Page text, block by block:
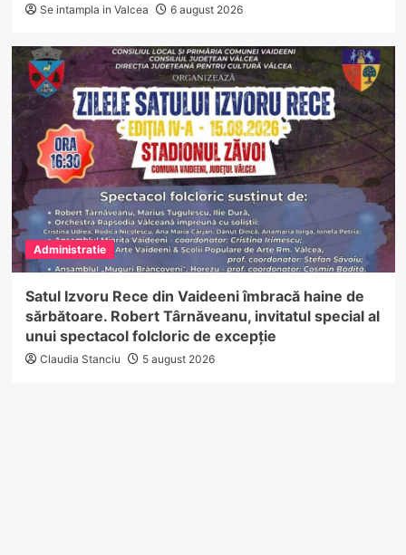
Se intampla in Valcea 6 august 2026
Administratie
Satul Izvoru Rece din Vaideeni îmbracă haine de
sărbătoare. Robert Târnăveanu, invitatul special al
unui spectacol folcloric de excepție
Claudia Stanciu 5 august 2026